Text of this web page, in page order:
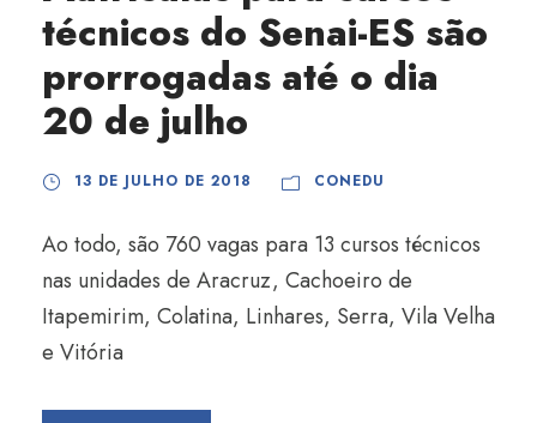
técnicos do Senai-ES são
prorrogadas até o dia
20 de julho
13 DE JULHO DE 2018 CONEDU
Ao todo, são 760 vagas para 13 cursos técnicos
nas unidades de Aracruz, Cachoeiro de
Itapemirim, Colatina, Linhares, Serra, Vila Velha
e Vitória